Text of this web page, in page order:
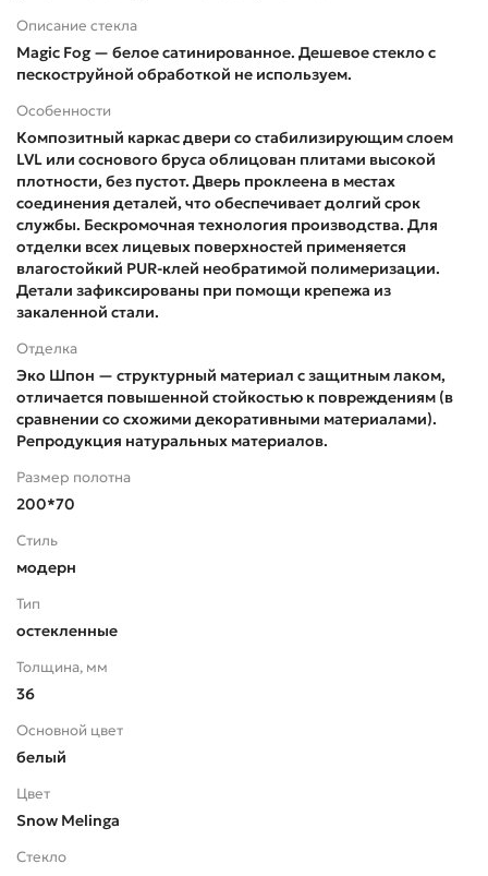
Описание стекла
Magic Fog — белое сатинированное. Дешевое стекло с
пескоструйной обработкой не используем.
Особенности
Композитный каркас двери со стабилизирующим слоем
LVL или соснового бруса облицован плитами высокой
плотности, без пустот. Дверь проклеена в местах
соединения деталей, что обеспечивает долгий срок
службы. Бескромочная технология производства. Для
отделки всех лицевых поверхностей применяется
влагостойкий PUR-клей необратимой полимеризации.
Детали зафиксированы при помощи крепежа из
закаленной стали.
Отделка
Эко Шпон — структурный материал с защитным лаком,
отличается повышенной стойкостью к повреждениям (в
сравнении со схожими декоративными материалами).
Репродукция натуральных материалов.
Размер полотна
200*70
Стиль
модерн
Тип
остекленные
Толщина, мм
36
Основной цвет
белый
Цвет
Snow Melinga
Стекло